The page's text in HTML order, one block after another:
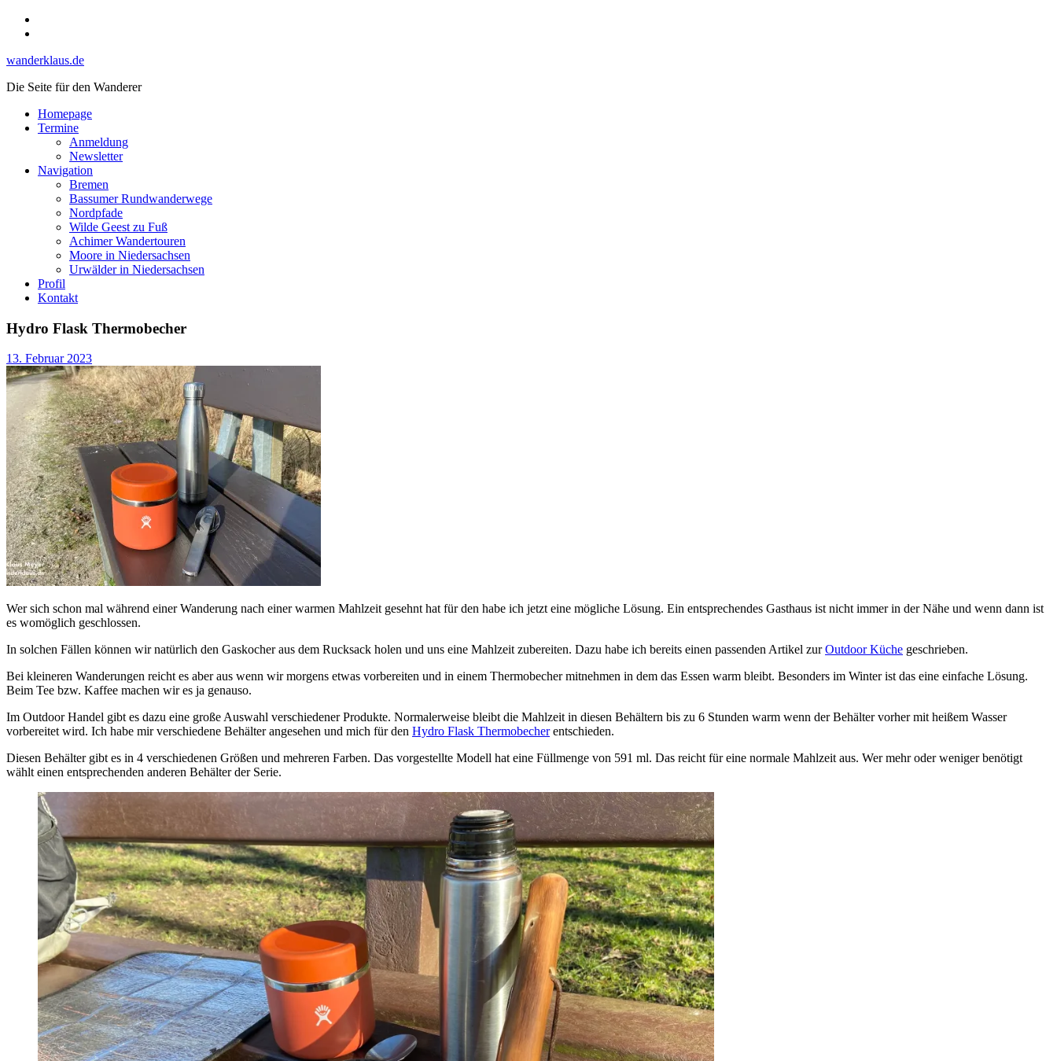
Skip
wanderklaus.de
Die Seite für den Wanderer
Homepage
Termine
Anmeldung
Newsletter
Navigation
Bremen
Bassumer Rundwanderwege
Nordpfade
Wilde Geest zu Fuß
Achimer Wandertouren
Moore in Niedersachsen
Urwälder in Niedersachsen
Profil
Kontakt
Hydro Flask Thermobecher
13. Februar 2023
Wer sich schon mal während einer Wanderung nach einer warmen Mahlzeit gesehnt hat für den habe ich jetzt eine mögliche Lösung. Ein entsprechendes Gasthaus ist nicht immer in der Nähe und wenn dann ist
es womöglich geschlossen.
In solchen Fällen können wir natürlich den Gaskocher aus dem Rucksack holen und uns eine Mahlzeit zubereiten. Dazu habe ich bereits einen passenden Artikel zurOutdoor Küche geschrieben.
Bei kleineren Wanderungen reicht es aber aus wenn wir morgens etwas vorbereiten und in einem Thermobecher mitnehmen in dem das Essen warm bleibt. Besonders im Winter ist das eine einfache Lösung.
Beim Tee bzw. Kaffee machen wir es ja genauso.
Im Outdoor Handel gibt es dazu eine große Auswahl verschiedener Produkte. Normalerweise bleibt die Mahlzeit in diesen Behältern bis zu 6 Stunden warm wenn der Behälter vorher mit heißem Wasser
vorbereitet wird. Ich habe mir verschiedene Behälter angesehen und mich für den Hydro Flask Thermobecherentschieden.
Diesen Behälter gibt es in 4 verschiedenen Größen und mehreren Farben. Das vorgestellte Modell hat eine Füllmenge von 591 ml. Das reicht für eine normale Mahlzeit aus. Wer mehr oder weniger benötigt
wählt einen entsprechenden anderen Behälter der Serie.